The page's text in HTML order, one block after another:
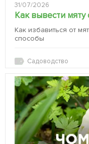
31/07/2026
Как вывести мяту
Как избавиться от
способы
Садоводство